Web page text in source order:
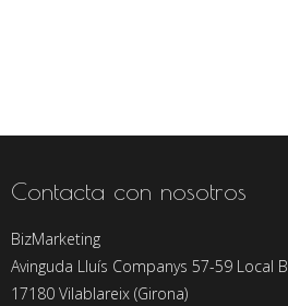
Contacta con nosotros
BizMarketing
Avinguda Lluís Companys 57-59 Local B
17180 Vilablareix (Girona)